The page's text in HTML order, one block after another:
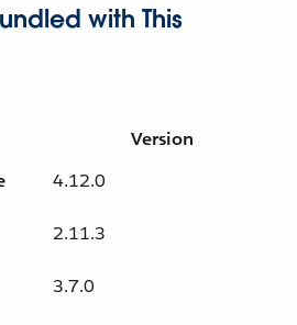
with This
Version
4.12.0
2.11.3
3.7.0